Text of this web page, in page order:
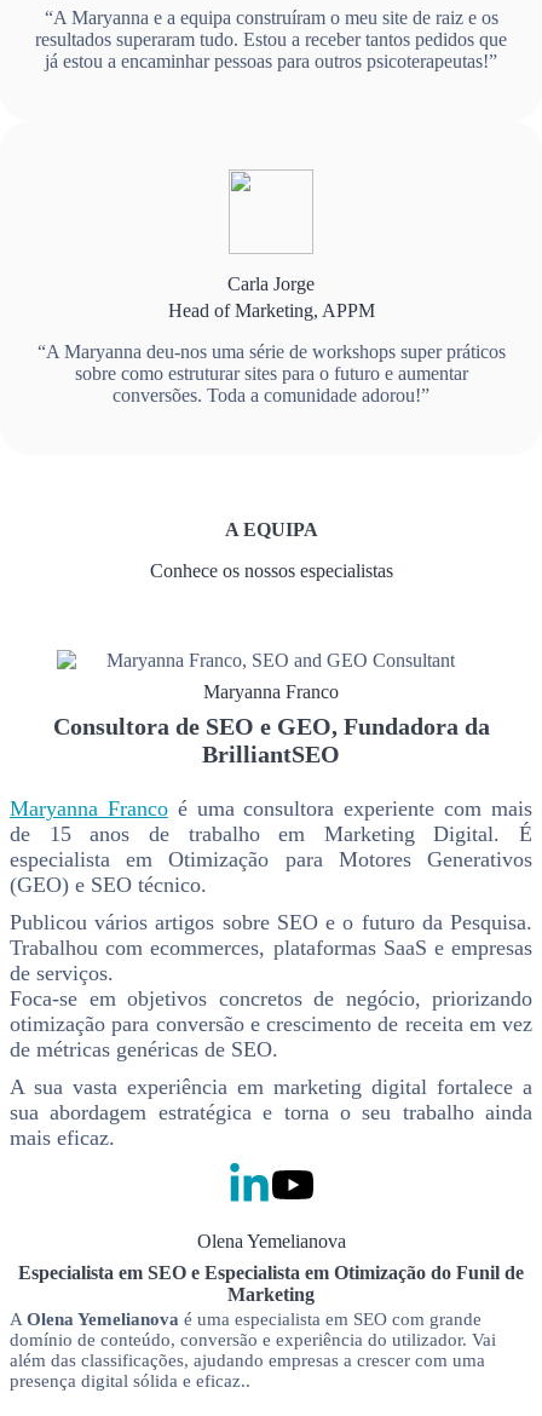
“A Maryanna e a equipa construíram o meu site de raiz e os
resultados superaram tudo. Estou a receber tantos pedidos que
já estou a encaminhar pessoas para outros psicoterapeutas!”
Carla Jorge
Head of Marketing, APPM
“A Maryanna deu-nos uma série de workshops super práticos
sobre como estruturar sites para o futuro e aumentar
conversões. Toda a comunidade adorou!”
A EQUIPA
Conhece os nossos especialistas
Maryanna Franco
Consultora de SEO e GEO, Fundadora da
BrilliantSEO
Maryanna Francoé uma consultora experiente com mais
de 15 anos de trabalho em Marketing Digital. É
especialista em Otimização para Motores Generativos
(GEO) e SEO técnico.
Publicou vários artigos sobre SEO e o futuro da Pesquisa.
Trabalhou com ecommerces, plataformas SaaS e empresas
de serviços.
Foca-se em objetivos concretos de negócio, priorizando
otimização para conversão e crescimento de receita em vez
de métricas genéricas de SEO.
A sua vasta experiência em marketing digital fortalece a
sua abordagem estratégica e torna o seu trabalho ainda
mais eficaz.
Olena Yemelianova
Especialista em SEO e Especialista em Otimização do Funil de
Marketing
A Olena Yemelianova é uma especialista em SEO com grande
domínio de conteúdo, conversão e experiência do utilizador. Vai
além das classificações, ajudando empresas a crescer com uma
presença digital sólida e eficaz..